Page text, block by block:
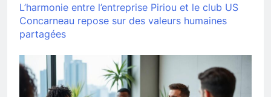
L’harmonie entre l’entreprise Piriou et le club US
Concarneau repose sur des valeurs humaines
partagées